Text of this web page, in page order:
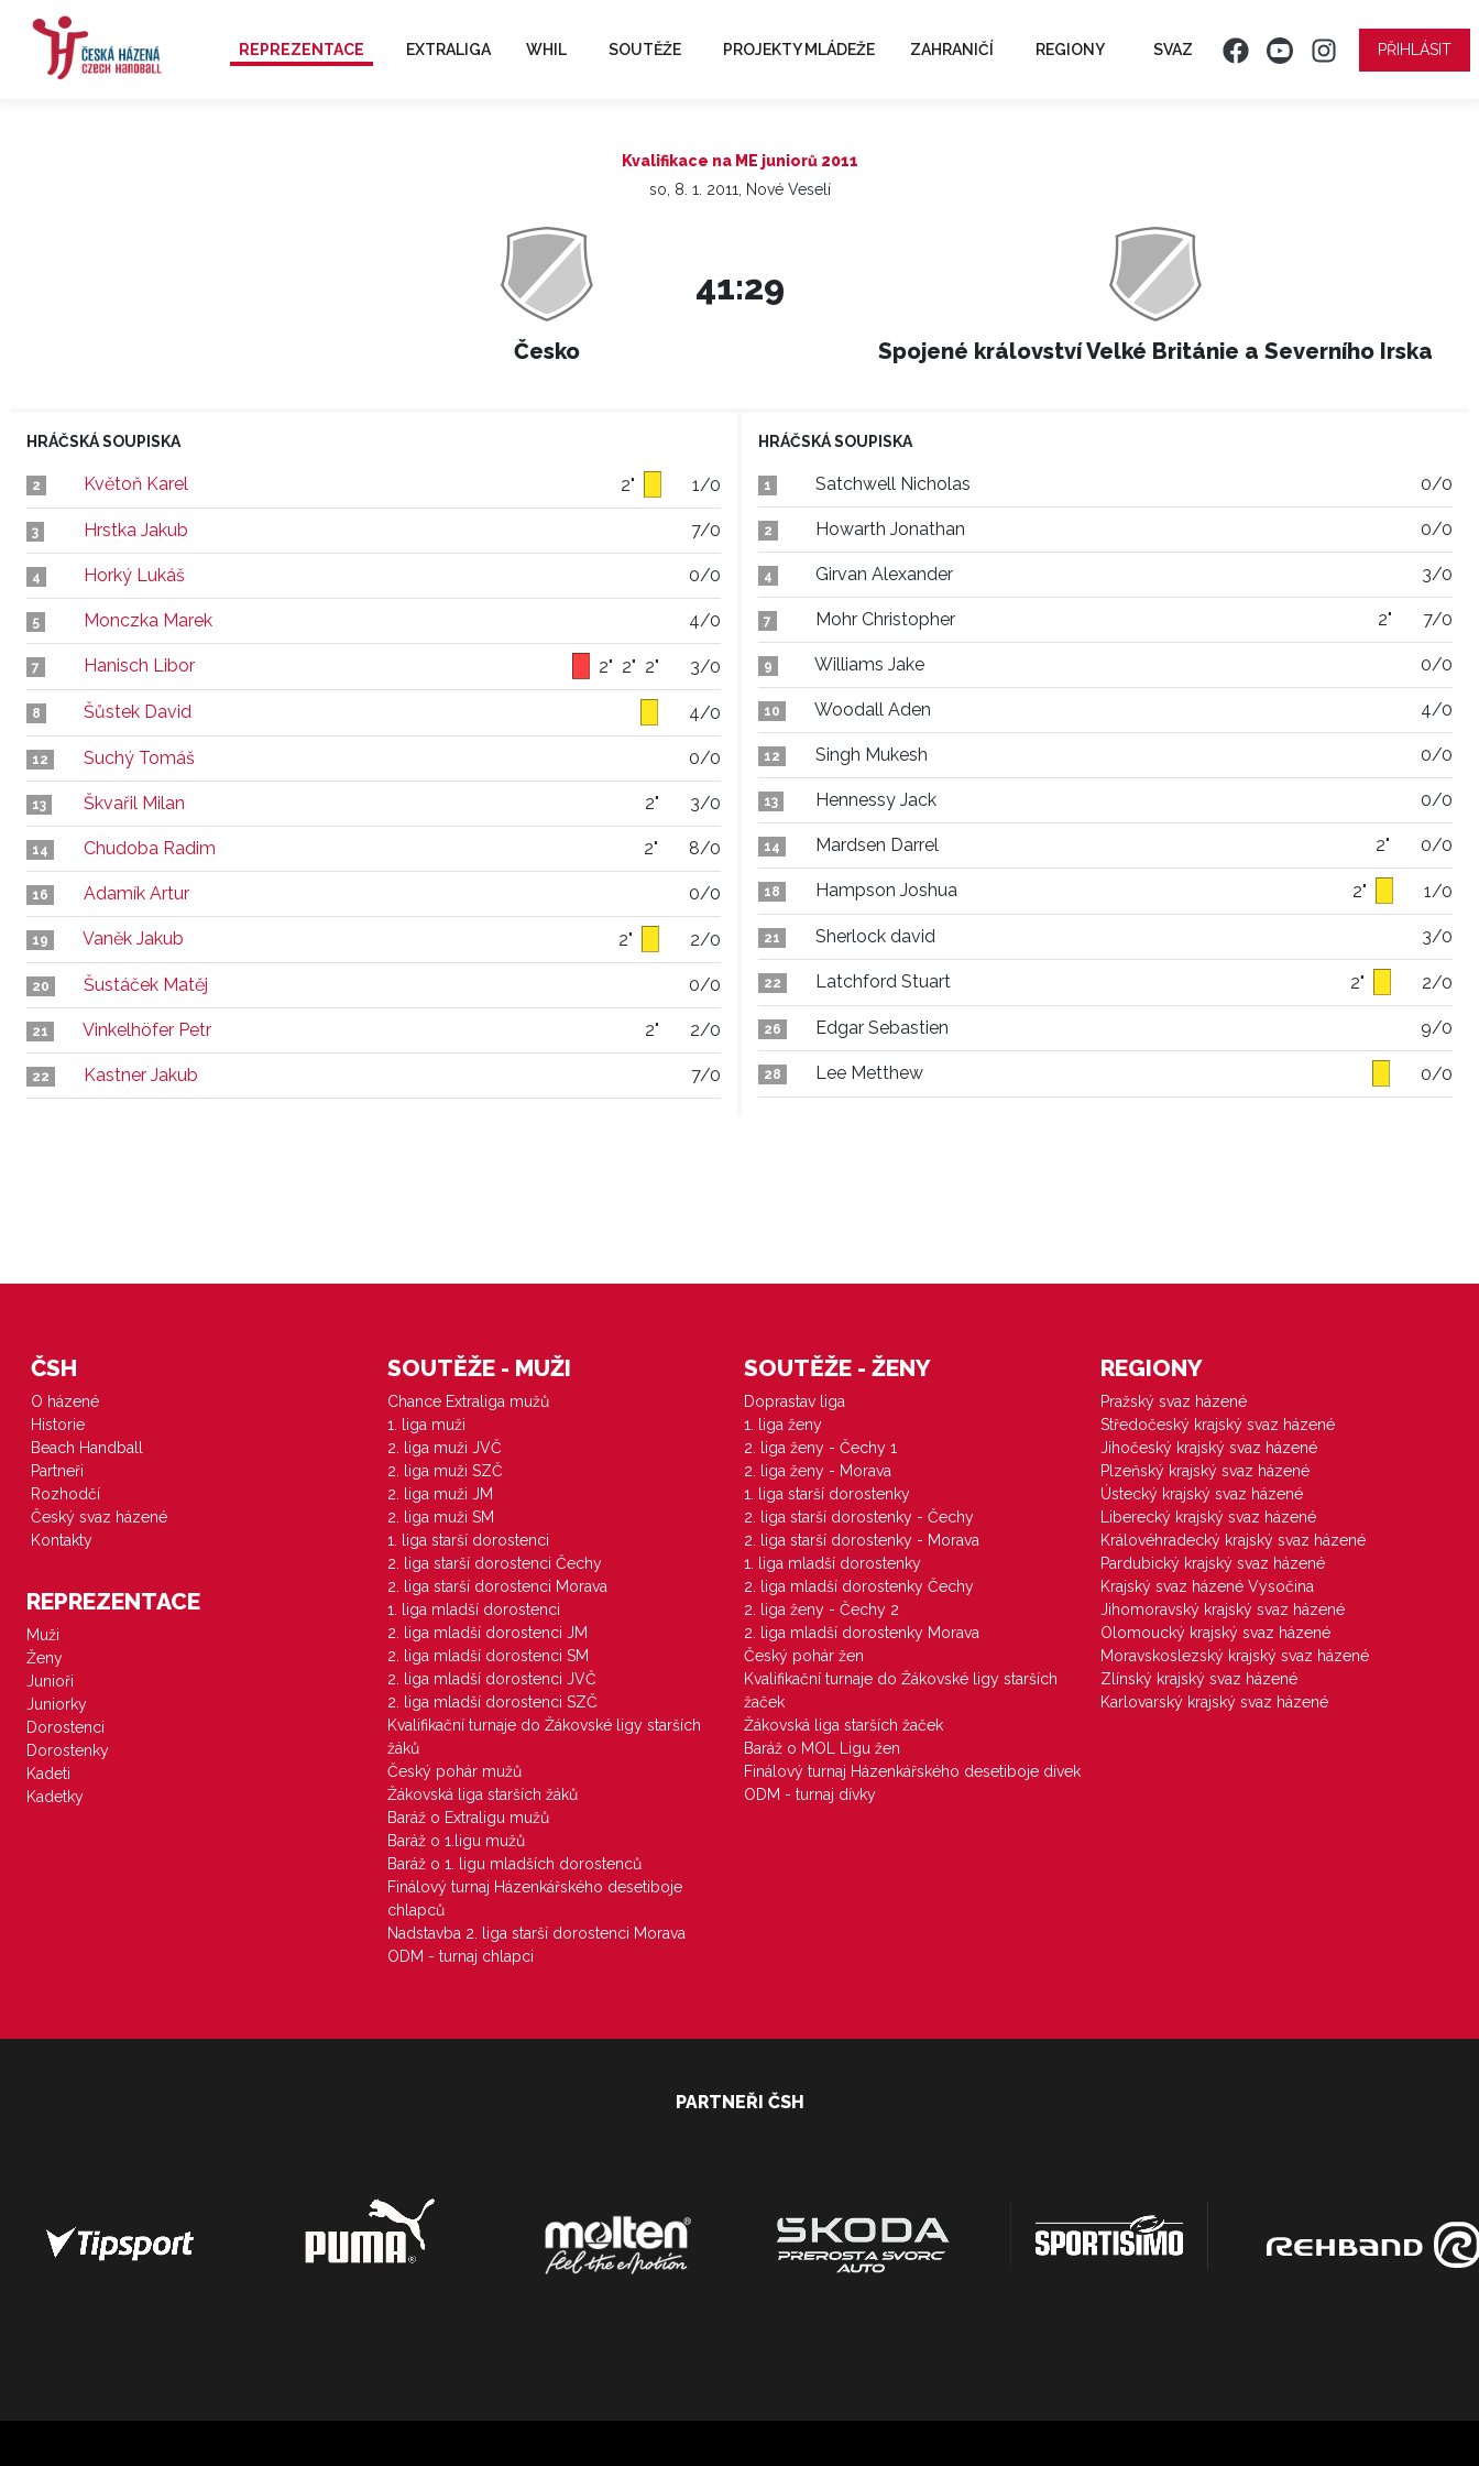
REPREZENTACE EXTRALIGA WHIL SOUTĚŽE PROJEKTY MLÁDEŽE ZAHRANIČÍ REGIONY SVAZ PŘIHLÁSIT
Kvalifikace na ME juniorů 2011
so, 8. 1. 2011, Nové Veselí
Česko
41:29
Spojené království Velké Británie a Severního Irska
HRÁČSKÁ SOUPISKA
2 Květoň Karel 2" 1/0
3 Hrstka Jakub 7/0
4 Horký Lukáš 0/0
5 Monczka Marek 4/0
7 Hanisch Libor 2" 2" 2" 3/0
8 Šůstek David 4/0
12 Suchý Tomáš 0/0
13 Škvařil Milan 2" 3/0
14 Chudoba Radim 2" 8/0
16 Adamík Artur 0/0
19 Vaněk Jakub 2" 2/0
20 Šustáček Matěj 0/0
21 Vinkelhöfer Petr 2" 2/0
22 Kastner Jakub 7/0
HRÁČSKÁ SOUPISKA
1 Satchwell Nicholas 0/0
2 Howarth Jonathan 0/0
4 Girvan Alexander 3/0
7 Mohr Christopher 2" 7/0
9 Williams Jake 0/0
10 Woodall Aden 4/0
12 Singh Mukesh 0/0
13 Hennessy Jack 0/0
14 Mardsen Darrel 2" 0/0
18 Hampson Joshua 2" 1/0
21 Sherlock david 3/0
22 Latchford Stuart 2" 2/0
26 Edgar Sebastien 9/0
28 Lee Metthew 0/0
ČSH
O házené
Historie
Beach Handball
Partneři
Rozhodčí
Český svaz házené
Kontakty
REPREZENTACE
Muži
Ženy
Junioři
Juniorky
Dorostenci
Dorostenky
Kadeti
Kadetky
SOUTĚŽE - MUŽI
Chance Extraliga mužů
1. liga muži
2. liga muži JVČ
2. liga muži SZČ
2. liga muži JM
2. liga muži SM
1. liga starší dorostenci
2. liga starší dorostenci Čechy
2. liga starší dorostenci Morava
1. liga mladší dorostenci
2. liga mladší dorostenci JM
2. liga mladší dorostenci SM
2. liga mladší dorostenci JVČ
2. liga mladší dorostenci SZČ
Kvalifikační turnaje do Žákovské ligy starších
žáků
Český pohár mužů
Žákovská liga starších žáků
Baráž o Extraligu mužů
Baráž o 1.ligu mužů
Baráž o 1. ligu mladších dorostenců
Finálový turnaj Házenkářského desetiboje
chlapců
Nadstavba 2. liga starší dorostenci Morava
ODM - turnaj chlapci
SOUTĚŽE - ŽENY
Doprastav liga
1. liga ženy
2. liga ženy - Čechy 1
2. liga ženy - Morava
1. liga starší dorostenky
2. liga starší dorostenky - Čechy
2. liga starší dorostenky - Morava
1. liga mladší dorostenky
2. liga mladší dorostenky Čechy
2. liga ženy - Čechy 2
2. liga mladší dorostenky Morava
Český pohár žen
Kvalifikační turnaje do Žákovské ligy starších
žaček
Žákovská liga starších žaček
Baráž o MOL Ligu žen
Finálový turnaj Házenkářského desetiboje dívek
ODM - turnaj dívky
REGIONY
Pražský svaz házené
Středočeský krajský svaz házené
Jihočeský krajský svaz házené
Plzeňský krajský svaz házené
Ústecký krajský svaz házené
Liberecký krajský svaz házené
Královéhradecký krajský svaz házené
Pardubický krajský svaz házené
Krajský svaz házené Vysočina
Jihomoravský krajský svaz házené
Olomoucký krajský svaz házené
Moravskoslezský krajský svaz házené
Zlínský krajský svaz házené
Karlovarský krajský svaz házené
PARTNEŘI ČSH